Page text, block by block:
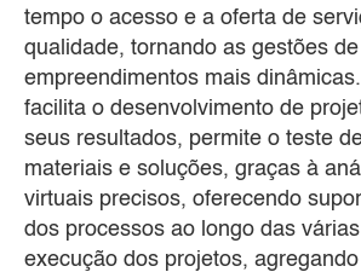
tempo o acesso e a oferta de
qualidade, tornando as gestões de
empreendimentos mais
facilita o desenvolvimento de
seus resultados, permite o teste
materiais e soluções, graças à
virtuais precisos, oferecendo
dos processos ao longo das
execução dos projetos, agregando